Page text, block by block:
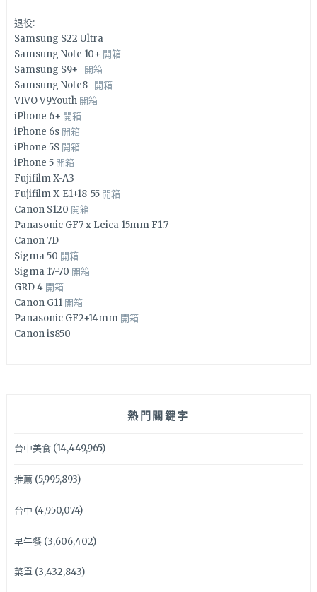
退役:
Samsung S22 Ultra
Samsung Note 10+ 開箱
Samsung S9+ 開箱
Samsung Note8 開箱
VIVO V9Youth 開箱
iPhone 6+ 開箱
iPhone 6s 開箱
iPhone 5S 開箱
iPhone 5 開箱
Fujifilm X-A3
Fujifilm X-E1+18-55 開箱
Canon S120 開箱
Panasonic GF7 x Leica 15mm F1.7
Canon 7D
Sigma 50 開箱
Sigma 17-70 開箱
GRD 4 開箱
Canon G11 開箱
Panasonic GF2+14mm 開箱
Canon is850
熱門關鍵字
台中美食(14,449,965)
推薦(5,995,893)
台中 (4,950,074)
早午餐(3,606,402)
菜單(3,432,843)